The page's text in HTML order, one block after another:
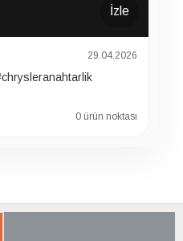
İzle
29.04.2026
0 ürün noktası